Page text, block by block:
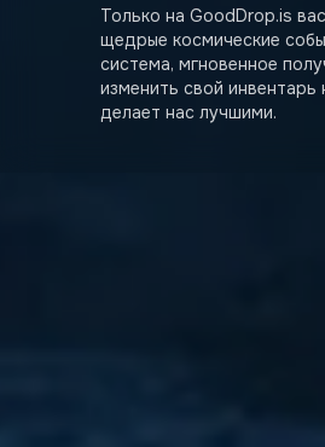
Только на GoodDrop.is
щедрые космические
система, мгновенное
изменить свой инвентарь
делает нас лучшими.